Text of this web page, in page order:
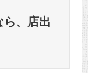
ら、店出